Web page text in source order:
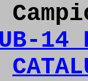
14